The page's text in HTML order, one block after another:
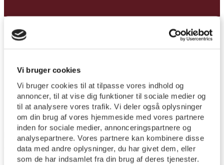
Vi bruger cookies
Vi bruger cookies til at tilpasse vores indhold og
annoncer, til at vise dig funktioner til sociale medier og
til at analysere vores trafik. Vi deler også oplysninger
om din brug af vores hjemmeside med vores partnere
inden for sociale medier, annonceringspartnere og
analysepartnere. Vores partnere kan kombinere disse
data med andre oplysninger, du har givet dem, eller
som de har indsamlet fra din brug af deres tjenester.
Babysalmesang hold 5-3.
gang (Holdet er fuld besat)
Babysalmesang hold 5-3. gang (Holdet er fuld besat)
http://tyrsted-uth.dk/wp-
content/themes/movedo/images/empty/thumbnail.jpg
150
Tyrsted Uth Sogne Tyrsted Uth Sogne 25/06/2026